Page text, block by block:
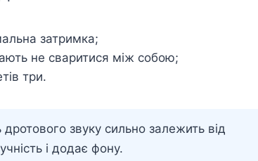
затримка;
не сваритися між собою;
три.
звуку сильно залежить від
і додає фону.